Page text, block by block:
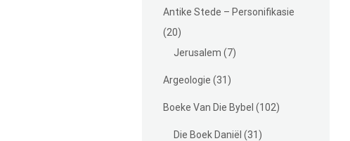
Antike Stede – Personifikasie
(20)
Jerusalem (7)
Argeologie (31)
Boeke Van Die Bybel (102)
Die Boek Daniël (31)